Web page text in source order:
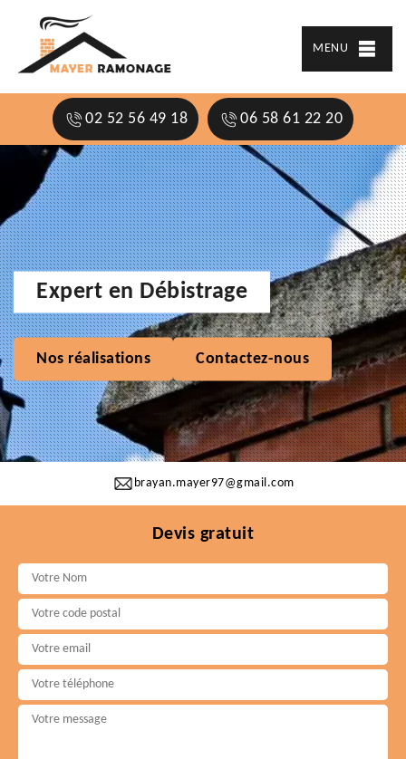
MENU
02 52 56 49 18 06 58 61 22 20
brayan.mayer97@gmail.com
Expert en Débistrage
Nos réalisations Contactez-nous
Devis gratuit